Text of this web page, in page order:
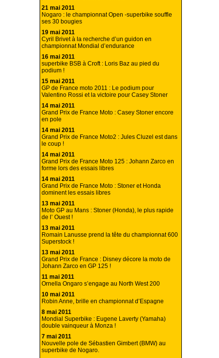
21 mai 2011
Nogaro : le championnat Open -superbike souffle
ses 30 bougies
19 mai 2011
Cyril Brivet à la recherche d’un guidon en
championnat Mondial d’endurance
16 mai 2011
superbike BSB à Croft : Loris Baz au pied du
podium !
15 mai 2011
GP de France moto 2011 : Le podium pour
Valentino Rossi et la victoire pour Casey Stoner
14 mai 2011
Grand Prix de France Moto : Casey Stoner encore
en pole
14 mai 2011
Grand Prix de France Moto2 : Jules Cluzel est dans
le coup !
14 mai 2011
Grand Prix de France Moto 125 : Johann Zarco en
forme lors des essais libres
14 mai 2011
Grand Prix de France Moto : Stoner et Honda
dominent les essais libres
13 mai 2011
Moto GP au Mans : Stoner (Honda), le plus rapide
de l’ Ouest !
13 mai 2011
Romain Lanusse prend la tête du championnat 600
Superstock !
13 mai 2011
Grand Prix de France : Disney décore la moto de
Johann Zarco en GP 125 !
11 mai 2011
Ornella Ongaro s’engage au North West 200
10 mai 2011
Robin Anne, brille en championnat d’Espagne
8 mai 2011
Mondial Superbike : Eugene Laverty (Yamaha)
double vainqueur à Monza !
7 mai 2011
Nouvelle pole de Sébastien Gimbert (BMW) au
superbike de Nogaro.